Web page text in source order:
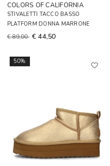
COLORS OF CALIFORNIA
STIVALETTI TACCO BASSO
PLATFORM DONNA MARRONE
€ 89,00 € 44,50
50%